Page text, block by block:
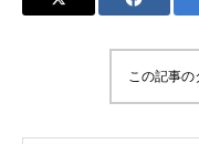
この記事